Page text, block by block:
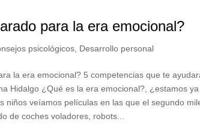
para la era emocional?
psicológicos Desarrollo personal
la era emocional? 5 competencias que te
Hidalgo ¿Qué es la era emocional?, ¿estamos ya
niños veíamos películas en las que el segundo
de coches voladores, robots...